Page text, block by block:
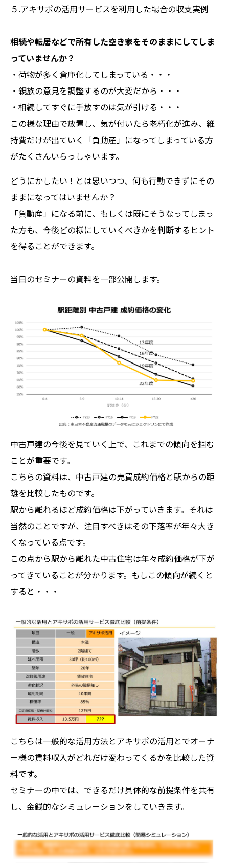
５.アキサポの活用サービスを利用した場合の収支実例
相続や転居などで所有した空き家をそのままにしてしま
っていませんか？
・荷物が多く倉庫化してしまっている・・・
・親族の意見を調整するのが大変だから・・・
・相続してすぐに手放すのは気が引ける・・・
この様な理由で放置し、気が付いたら老朽化が進み、維
持費だけが出ていく「負動産」になってしまっている方
がたくさんいらっしゃいます。
どうにかしたい！とは思いつつ、何も行動できずにその
ままになってはいませんか？
「負動産」になる前に、もしくは既にそうなってしまっ
た方も、今後どの様にしていくべきかを判断するヒント
を得ることができます。
当日のセミナーの資料を一部公開します。
中古戸建の今後を見ていく上で、これまでの傾向を掴む
ことが重要です。
こちらの資料は、中古戸建の売買成約価格と駅からの距
離を比較したものです。
駅から離れるほど成約価格は下がっていきます。それは
当然のことですが、注目すべきはその下落率が年々大き
くなっている点です。
この点から駅から離れた中古住宅は年々成約価格が下が
ってきていることが分かります。もしこの傾向が続くと
すると・・・
こちらは一般的な活用方法とアキサポの活用とでオーナ
ー様の賃料収入がどれだけ変わってくるかを比較した資
料です。
セミナーの中では、できるだけ具体的な前提条件を共有
し、金銭的なシミュレーションをしていきます。